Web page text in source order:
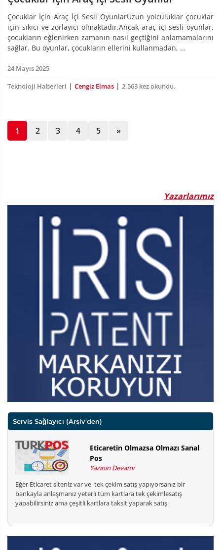
Çocuklar İçin Araç İçi Sesli OyunlarUzun yolculuklar çocuklar
için sıkıcı ve zorlayıcı olmaktadır.Ancak araç içi sesli oyunlar,
çocukların eğlenirken zamanın nasıl geçtiğini anlamamalarını
sağlar. Bu oyunlar, çocukların ellerini kullanmadan, ...
24 Mayıs 2025
Teknoloji Haberleri | Cengiz Elmas | 2,563 kez okundu.
1 2 3 4 5 »
Yazarlarımız
Servis Sağlayıcı (Arşiv'den)
Eticaretin Olmazsa Olmazı Sanal
Pos
Yazının Devamı
Eğer Eticaret siteniz var ve tek çekim satış yapıyorsanız bir
bankayla anlaşmanız yeterlı tüm kartlara tek çekimlesatış
yapabilirsiniz ama çeşitli kartlara taksit yaparak satış